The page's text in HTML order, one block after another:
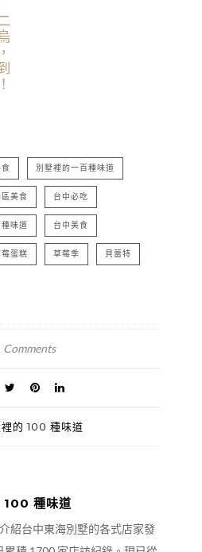
別墅裡的一百種味道
美食 台中必吃
味道 台中美食
蛋糕 草莓季 貝蕾特
Comments
裡的 100 種味道
100 種味道
紹台中東海別墅的各式店家發